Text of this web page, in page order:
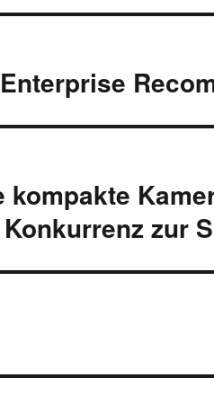
kompakte
zur